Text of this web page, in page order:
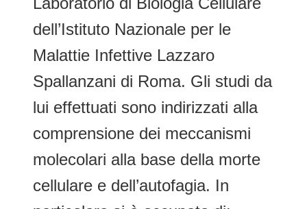
dell’Istituto Nazionale per le
Malattie Infettive Lazzaro
Spallanzani di Roma. Gli studi da
lui effettuati sono indirizzati alla
comprensione dei meccanismi
molecolari alla base della morte
cellulare e dell’autofagia. In